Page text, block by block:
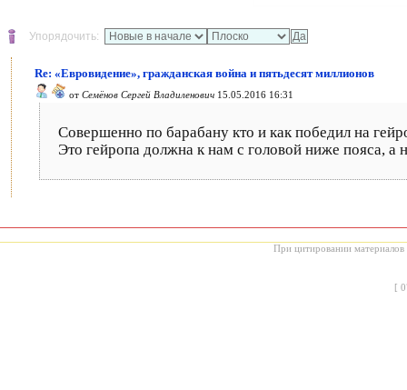
Упорядочить:
Re: «Евровидение», гражданская война и пятьдесят миллионов
от Семёнов Сергей Владиленович 15.05.2016 16:31
Совершенно по барабану кто и как победил на
Это гейропа должна к нам с головой ниже пояса, а
При цитировании материалов
[